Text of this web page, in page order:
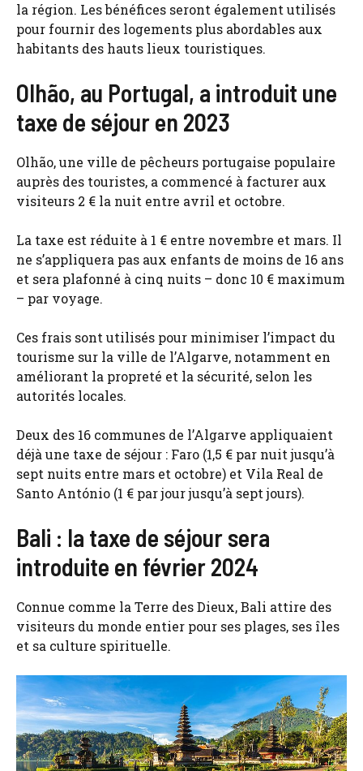
la région. Les bénéfices seront également utilisés
pour fournir des logements plus abordables aux
habitants des hauts lieux touristiques.
Olhão, au Portugal, a introduit une
taxe de séjour en 2023
Olhão, une ville de pêcheurs portugaise populaire
auprès des touristes, a commencé à facturer aux
visiteurs 2 € la nuit entre avril et octobre.
La taxe est réduite à 1 € entre novembre et mars. Il
ne s’appliquera pas aux enfants de moins de 16 ans
et sera plafonné à cinq nuits – donc 10 € maximum
– par voyage.
Ces frais sont utilisés pour minimiser l’impact du
tourisme sur la ville de l’Algarve, notamment en
améliorant la propreté et la sécurité, selon les
autorités locales.
Deux des 16 communes de l’Algarve appliquaient
déjà une taxe de séjour : Faro (1,5 € par nuit jusqu’à
sept nuits entre mars et octobre) et Vila Real de
Santo António (1 € par jour jusqu’à sept jours).
Bali : la taxe de séjour sera
introduite en février 2024
Connue comme la Terre des Dieux, Bali attire des
visiteurs du monde entier pour ses plages, ses îles
et sa culture spirituelle.